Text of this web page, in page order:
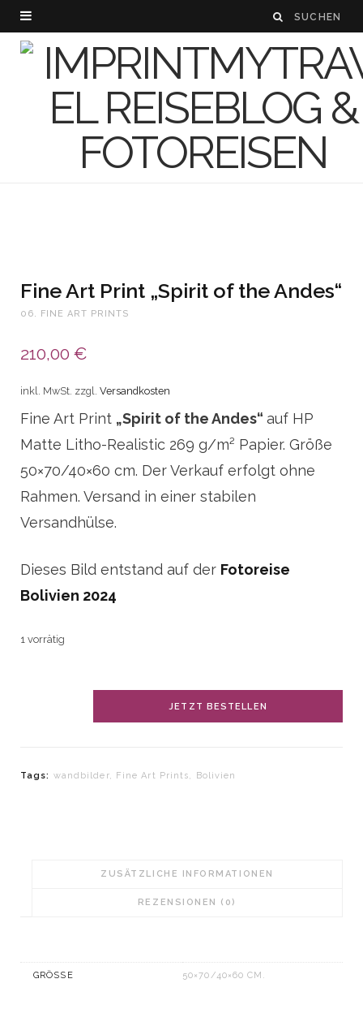
Fine Art Print „Spirit of the Andes“
06. FINE ART PRINTS
210,00 €
inkl. MwSt. zzgl. Versandkosten
Fine Art Print „Spirit of the Andes“ auf HP
Matte Litho-Realistic 269 g/m² Papier. Größe
50×70/40×60 cm. Der Verkauf erfolgt ohne
Rahmen. Versand in einer stabilen
Versandhülse.
Dieses Bild entstand auf der Fotoreise
Bolivien 2024
1 vorrätig
JETZT BESTELLEN
Tags: wandbilder, Fine Art Prints, Bolivien
ZUSÄTZLICHE INFORMATIONEN
REZENSIONEN (0)
GRÖSSE 50×70/40×60 CM.